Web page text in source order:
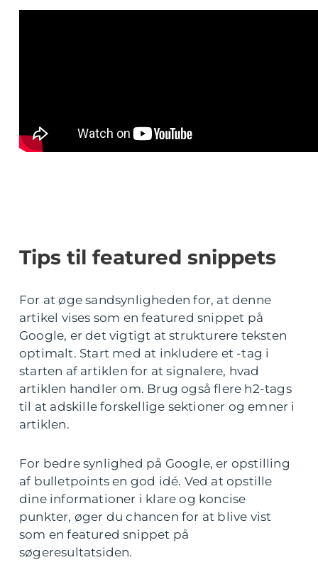
Tips til featured snippets
For at øge sandsynligheden for, at denne
artikel vises som en featured snippet på
Google, er det vigtigt at strukturere teksten
optimalt. Start med at inkludere et -tag i
starten af artiklen for at signalere, hvad
artiklen handler om. Brug også flere h2-tags
til at adskille forskellige sektioner og emner i
artiklen.
For bedre synlighed på Google, er opstilling
af bulletpoints en god idé. Ved at opstille
dine informationer i klare og koncise
punkter, øger du chancen for at blive vist
som en featured snippet på
søgeresultatsiden.